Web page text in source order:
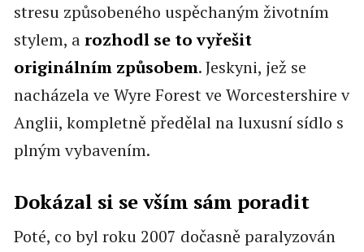
stresu způsobeného uspěchaným životním
stylem, arozhodl se to vyřešit
originálním způsobem. Jeskyni, jež se
nacházela ve Wyre Forest ve Worcestershire v
Anglii, kompletně předělal na luxusní sídlo s
plným vybavením.
Dokázal si se vším sám poradit
Poté, co byl roku 2007 dočasně paralyzován